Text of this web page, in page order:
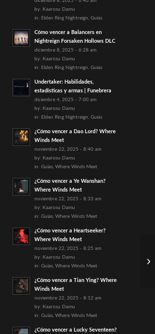
by: Kaarosu Damu
in: Elden Ring Nightreign, Guías
Cómo vencer a Balancers en
Nightreign Forsaken Hollows DLC
diciembre 8, 2025 - 6:28 am
by: Kaarosu Damu
in: Elden Ring Nightreign, Guías
Undertaker: Habilidades,
estadísticas y armas | Funebrera
diciembre 4, 2025 - 7:00 am
by: Kaarosu Damu
in: Elden Ring Nightreign, Guías
¿Cómo vencer a Dao Lord? Where
Winds Meet
noviembre 22, 2025 - 8:40 am
by: Kaarosu Damu
in: Guías, Where Winds Meet
¿Cómo vencer a Ye Wanshan?
Where Winds Meet
noviembre 22, 2025 - 8:33 am
by: Kaarosu Damu
in: Guías, Where Winds Meet
¿Cómo vencer a Heartseeker?
Where Winds Meet
noviembre 22, 2025 - 8:25 am
by: Kaarosu Damu
in: Guías, Where Winds Meet
¿Cómo vencer a Tian Ying? Where
Winds Meet
noviembre 22, 2025 - 8:12 am
by: Kaarosu Damu
in: Guías, Where Winds Meet
¿Cómo vencer a Lucky Seventeen?